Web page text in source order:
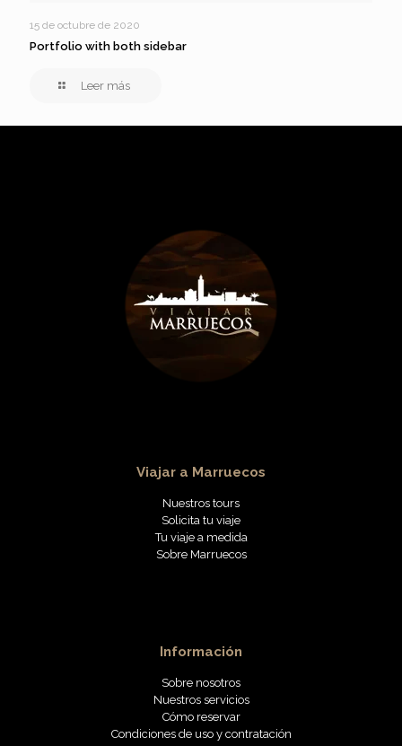
15 de octubre de 2020
Portfolio with both sidebar
Leer más
Viajar a Marruecos
Nuestros tours
Solicita tu viaje
Tu viaje a medida
Sobre Marruecos
Información
Sobre nosotros
Nuestros servicios
Cómo reservar
Condiciones de uso y contratación